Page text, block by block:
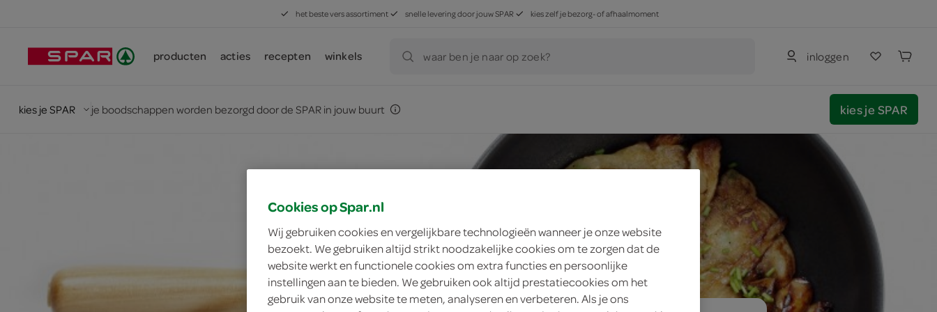
het beste vers assortiment snelle levering door jouw SPAR kies zelf je bezorg- of afhaalmoment
producten acties recepten winkels waar ben je naar op zoek? inloggen
kies je SPAR je boodschappen worden bezorgd door de SPAR in jouw buurt kies je SPAR
Cookies op Spar.nl
Wij gebruiken cookies en vergelijkbare technologieën wanneer je onze website
bezoekt. We gebruiken altijd strikt noodzakelijke cookies om te zorgen dat de
website werkt en functionele cookies om extra functies en persoonlijke
instellingen aan te bieden. We gebruiken ook altijd prestatiecookies om het
gebruik van onze website te meten, analyseren en verbeteren. Als je ons